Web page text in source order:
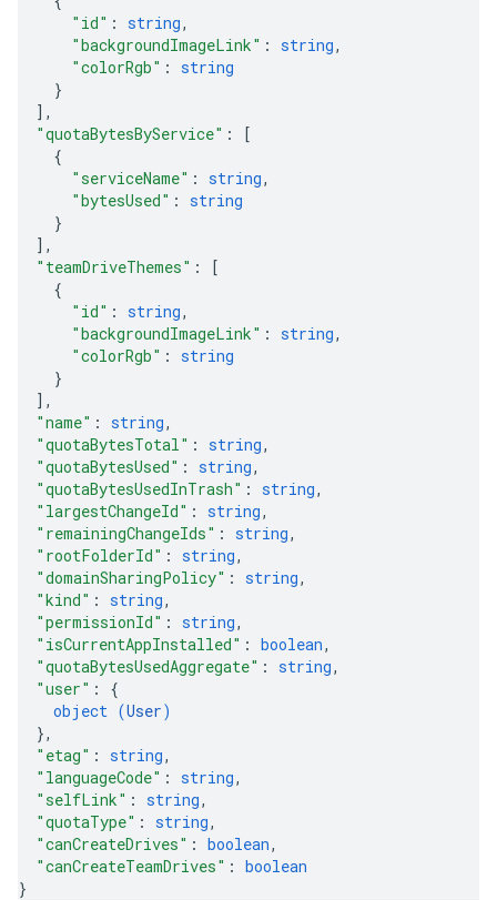
"id" : string,
"backgroundImageLink" : string,
"colorRgb" : string
}
] ,
"quotaBytesByService" :
[
{
"serviceName" : string,
"bytesUsed" : string
}
] ,
"teamDriveThemes" :
[
{
"id" : string,
"backgroundImageLink" : string,
"colorRgb" : string
}
] ,
"name" : string,
"quotaBytesTotal" : string,
"quotaBytesUsed" : string,
"quotaBytesUsedInTrash" : string,
"largestChangeId" : string,
"remainingChangeIds" : string,
"rootFolderId" : string,
"domainSharingPolicy" : string,
"kind" : string,
"permissionId" : string,
"isCurrentAppInstalled" : boolean,
"quotaBytesUsedAggregate" : string,
"user" : {
object (User)
},
"etag" : string,
"languageCode" : string,
"selfLink" : string,
"quotaType" : string,
"canCreateDrives" : boolean,
"canCreateTeamDrives" : boolean
}